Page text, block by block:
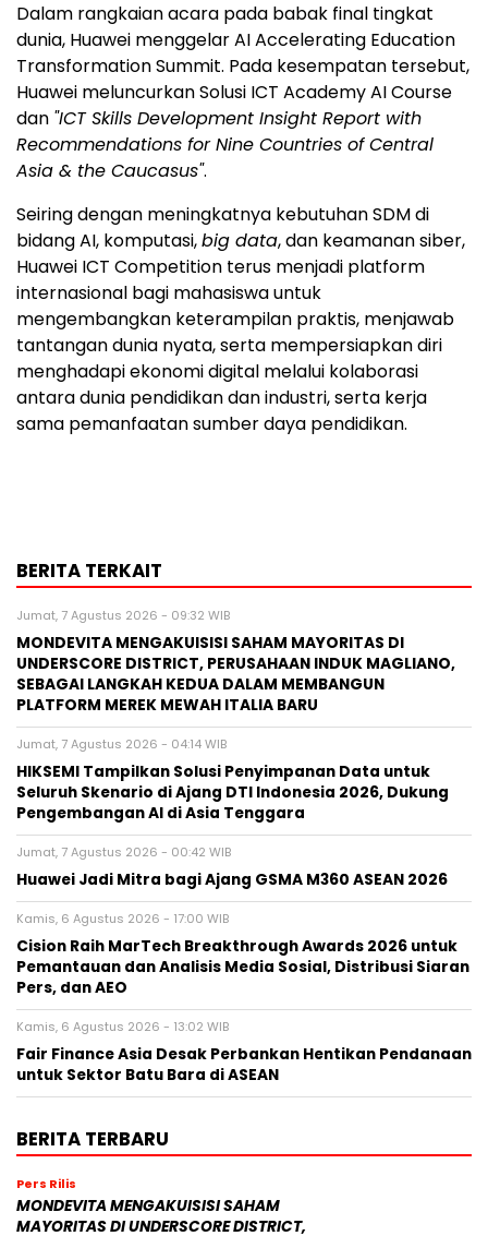
Dalam rangkaian acara pada babak final tingkat
dunia, Huawei menggelar AI Accelerating Education
Transformation Summit. Pada kesempatan tersebut,
Huawei meluncurkan Solusi ICT Academy AI Course
dan "ICT Skills Development Insight Report with
Recommendations for Nine Countries of Central
Asia & the Caucasus".
Seiring dengan meningkatnya kebutuhan SDM di
bidang AI, komputasi,big data, dan keamanan siber,
Huawei ICT Competition terus menjadi platform
internasional bagi mahasiswa untuk
mengembangkan keterampilan praktis, menjawab
tantangan dunia nyata, serta mempersiapkan diri
menghadapi ekonomi digital melalui kolaborasi
antara dunia pendidikan dan industri, serta kerja
sama pemanfaatan sumber daya pendidikan.
BERITA TERKAIT
Jumat, 7 Agustus 2026 - 09:32 WIB
MONDEVITA MENGAKUISISI SAHAM MAYORITAS DI
UNDERSCORE DISTRICT, PERUSAHAAN INDUK MAGLIANO,
SEBAGAI LANGKAH KEDUA DALAM MEMBANGUN
PLATFORM MEREK MEWAH ITALIA BARU
Jumat, 7 Agustus 2026 - 04:14 WIB
HIKSEMI Tampilkan Solusi Penyimpanan Data untuk
Seluruh Skenario di Ajang DTI Indonesia 2026, Dukung
Pengembangan AI di Asia Tenggara
Jumat, 7 Agustus 2026 - 00:42 WIB
Huawei Jadi Mitra bagi Ajang GSMA M360 ASEAN 2026
Kamis, 6 Agustus 2026 - 17:00 WIB
Cision Raih MarTech Breakthrough Awards 2026 untuk
Pemantauan dan Analisis Media Sosial, Distribusi Siaran
Pers, dan AEO
Kamis, 6 Agustus 2026 - 13:02 WIB
Fair Finance Asia Desak Perbankan Hentikan Pendanaan
untuk Sektor Batu Bara di ASEAN
BERITA TERBARU
Pers Rilis
MONDEVITA MENGAKUISISI SAHAM
MAYORITAS DI UNDERSCORE DISTRICT,